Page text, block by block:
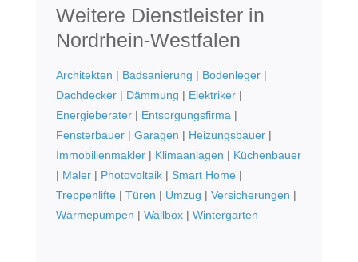
Weitere Dienstleister in
Nordrhein-Westfalen
Architekten | Badsanierung | Bodenleger|
Dachdecker| Dämmung | Elektriker|
Energieberater| Entsorgungsfirma|
Fensterbauer| Garagen | Heizungsbauer|
Immobilienmakler| Klimaanlagen | Küchenbauer
| Maler| Photovoltaik| Smart Home|
Treppenlifte| Türen | Umzug | Versicherungen |
Wärmepumpen | Wallbox| Wintergarten